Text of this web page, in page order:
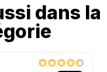
dans la